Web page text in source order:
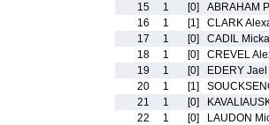
15
1 [0]
ABRAHAM
16
1 [1]
CLARK
17
1 [0]
CADIL
18
1 [0]
CREVEL
19
1 [0]
EDERY Jael
20
1 [1]
21
1 [0]
22
1 [0]
LAUDON